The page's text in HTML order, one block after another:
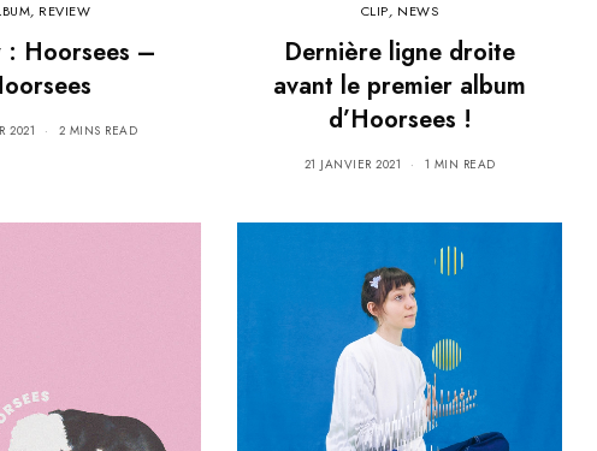
, REVIEW
: Hoorsees –
2021 2 MINS READ
CLIP, NEWS
Dernière ligne droite
avant le premier album
d’Hoorsees !
21 JANVIER 2021 1 MIN READ